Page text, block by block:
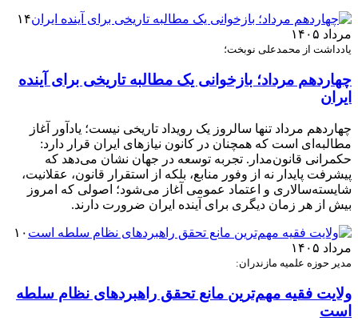
۱۴
مرداد ۱۴۰۵
یادداشت از محمدعلی نوبخت؛
چهاردهم مرداد؛ بازخوانی یک مطالبه تاریخی برای آینده
ایران
چهاردهم مرداد تنها سالروز یک رویداد تاریخی نیست؛ یادآور آغاز
مطالبه‌ای است که همچنان در کانون نیازهای ایران قرار دارد:
حکمرانی قانون‌مدار. تجربه توسعه در جهان نشان می‌دهد که
پیشرفت پایدار نه از وفور منابع، بلکه از استقرار قانون، عقلانیت،
شایسته‌سالاری و اعتماد عمومی آغاز می‌شود؛ اصولی که امروز
بیش از هر زمان دیگری برای آینده ایران ضرورت دارند.
۱۰
مرداد ۱۴۰۵
مدیر حوزه علمیه مازندران:
ولایت فقیه مهم‌ترین مانع تحقق راهبردهای نظام سلطه
است